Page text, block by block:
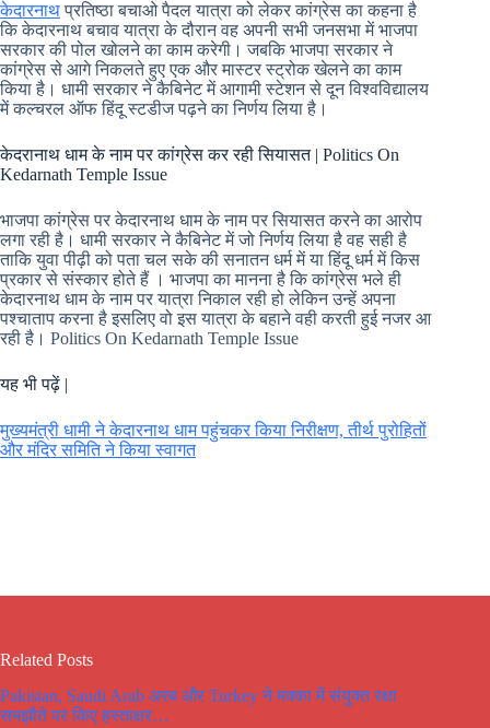
केदारनाथप्रतिष्ठा बचाओ पैदल यात्रा को लेकर कांग्रेस का कहना है
कि केदारनाथ बचाव यात्रा के दौरान वह अपनी सभी जनसभा में भाजपा
सरकार की पोल खोलने का काम करेगी। जबकि भाजपा सरकार ने
कांग्रेस से आगे निकलते हुए एक और मास्टर स्ट्रोक खेलने का काम
किया है। धामी सरकार ने कैबिनेट में आगामी स्टेशन से दून विश्वविद्यालय
में कल्चरल ऑफ हिंदू स्टडीज पढ़ने का निर्णय लिया है।
केदरानाथ धाम के नाम पर कांग्रेस कर रही सियासत | Politics On
Kedarnath Temple Issue
भाजपा कांग्रेस पर केदारनाथ धाम के नाम पर सियासत करने का आरोप
लगा रही है। धामी सरकार ने कैबिनेट में जो निर्णय लिया है वह सही है
ताकि युवा पीढ़ी को पता चल सके की सनातन धर्म में या हिंदू धर्म में किस
प्रकार से संस्कार होते हैं । भाजपा का मानना है कि कांग्रेस भले ही
केदारनाथ धाम के नाम पर यात्रा निकाल रही हो लेकिन उन्हें अपना
पश्चाताप करना है इसलिए वो इस यात्रा के बहाने वही करती हुई नजर आ
रही है। Politics On Kedarnath Temple Issue
यह भी पढ़ें |
मुख्यमंत्री धामी ने केदारनाथ धाम पहुंचकर किया निरीक्षण, तीर्थ पुरोहितों
और मंदिर समिति ने किया स्वागत
Related Posts
Pakistan, Saudi Arab अरब और Turkey ने मक्का में संयुक्त रक्षा
समझौते पर किए हस्ताक्षर…